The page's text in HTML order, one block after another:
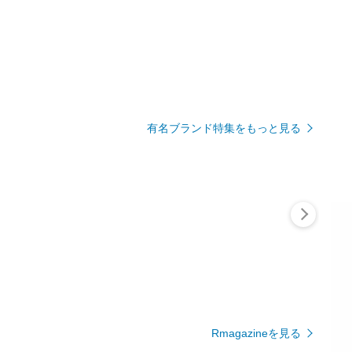
有名ブランド特集をもっと見る
Rmagazineを見る